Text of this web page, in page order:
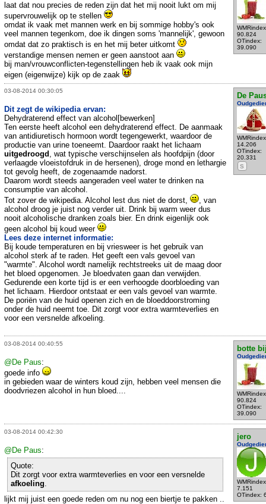
90.824
OTindex:
39.090
laat dat nou precies de reden zijn dat het mij nooit lukt om mij
supervrouwelijk op te stellen
omdat ik vaak met mannen werk en bij sommige hobby's ook
veel mannen tegenkom, doe ik dingen soms 'mannelijk', gewoon
omdat dat zo praktisch is en het mij beter uitkomt
verstandige mensen nemen er geen aanstoot aan
bij man/vrouwconflicten-tegenstellingen heb ik vaak ook mijn
eigen (eigenwijze) kijk op de zaak
03-08-2014 00:30:05
De
14.206
OTindex:
20.331
S
Dit zegt de wikipedia ervan:
Dehydraterend effect van alcohol[bewerken]
Ten eerste heeft alcohol een dehydraterend effect. De aanmaak
van antidiuretisch hormoon wordt tegengewerkt, waardoor de
productie van urine toeneemt. Daardoor raakt het lichaam
uitgedroogd , wat typische verschijnselen als hoofdpijn (door
verlaagde vloeistofdruk in de hersenen), droge mond en lethargie
tot gevolg heeft, de zogenaamde nadorst.
Daarom wordt steeds aangeraden veel water te drinken na
consumptie van alcohol.
Tot zover de wikipedia. Alcohol lest dus niet de dorst,
, van
alcohol droog je juist nog verder uit. Drink bij warm weer dus
nooit alcoholische dranken zoals bier. En drink eigenlijk ook
geen alcohol bij koud weer
Lees deze internet informatie:
Bij koude temperaturen en bij vriesweer is het gebruik van
alcohol sterk af te raden. Het geeft een vals gevoel van
"warmte". Alcohol wordt namelijk rechtstreeks uit de maag door
het bloed opgenomen. Je bloedvaten gaan dan verwijden.
Gedurende een korte tijd is er een verhoogde doorbloeding van
het lichaam. Hierdoor ontstaat er een vals gevoel van warmte.
De poriën van de huid openen zich en de bloeddoorstroming
onder de huid neemt toe. Dit zorgt voor extra warmteverlies en
voor een versnelde afkoeling.
03-08-2014 00:40:55
botte
90.824
OTindex:
39.090
@De Paus:
goede info
in gebieden waar de winters koud zijn, hebben veel mensen die
doodvriezen alcohol in hun bloed....
03-08-2014 00:42:30
jero
7.151
OTindex:
@De Paus:
Quote:
Dit zorgt voor extra warmteverlies en voor een versnelde
afkoeling.
lijkt mij juist een goede reden om nu nog een biertje te pakken ..